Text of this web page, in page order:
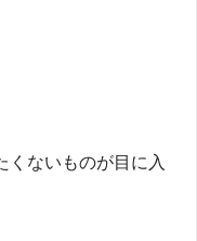
くないものが目に入